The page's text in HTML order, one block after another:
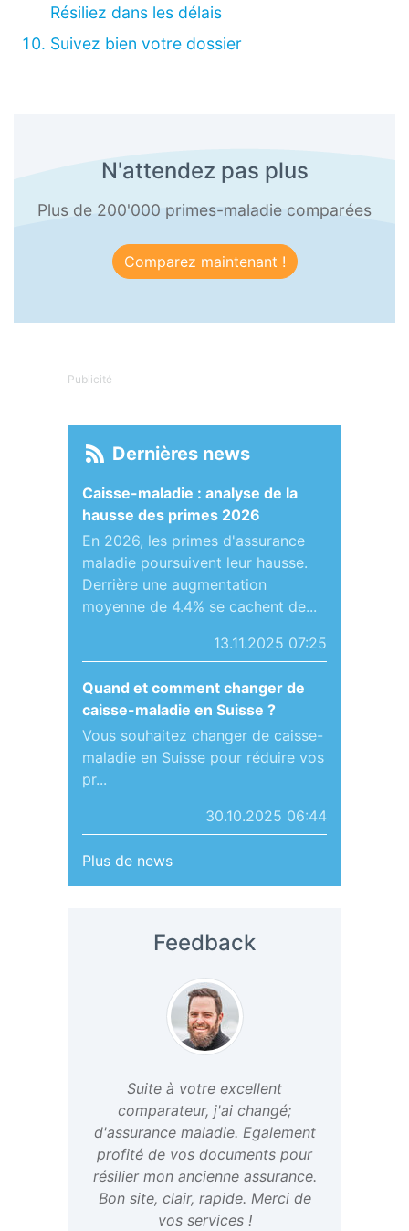
Résiliez dans les délais
Suivez bien votre dossier
N'attendez pas plus
Plus de 200'000 primes-maladie comparées
Comparez maintenant !
Publicité
Dernières news
Caisse-maladie : analyse de la
hausse des primes 2026
En 2026, les primes d'assurance
maladie poursuivent leur hausse.
Derrière une augmentation
moyenne de 4.4% se cachent de...
13.11.2025 07:25
Quand et comment changer de
caisse-maladie en Suisse ?
Vous souhaitez changer de caisse-
maladie en Suisse pour réduire vos
pr...
30.10.2025 06:44
Plus de news
Feedback
Suite à votre excellent
comparateur, j'ai changé;
d'assurance maladie. Egalement
profité de vos documents pour
résilier mon ancienne assurance.
Bon site, clair, rapide. Merci de
vos services !